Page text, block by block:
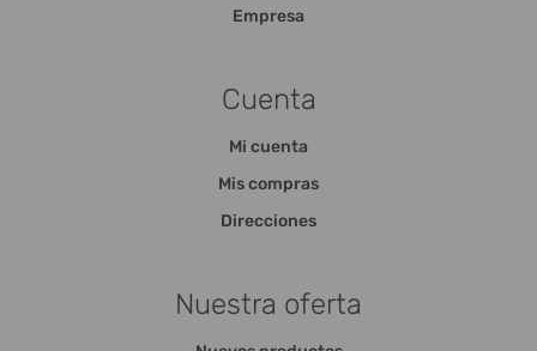
Empresa
Cuenta
Mi cuenta
Mis compras
Direcciones
Nuestra oferta